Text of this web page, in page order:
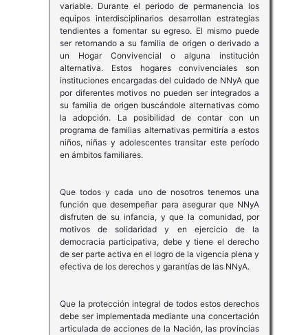
variable. Durante el periodo de permanencia los
equipos interdisciplinarios desarrollan estrategias
tendientes a fomentar su egreso. El mismo puede
ser retornando a su familia de origen o derivado a
un Hogar Convivencial o alguna institución
alternativa. Estos hogares convivenciales son
instituciones encargadas del cuidado de NNyA que
por diferentes motivos no pueden ser integrados a
su familia de origen buscándole alternativas como
la adopción. La posibilidad de contar con un
programa de familias alternativas permitiría a estos
niños, niñas y adolescentes transitar este período
en ámbitos familiares.
Que todos y cada uno de nosotros tenemos una
función que desempeñar para asegurar que NNyA
disfruten de su infancia, y que la comunidad, por
motivos de solidaridad y en ejercicio de la
democracia participativa, debe y tiene el derecho
de ser parte activa en el logro de la vigencia plena y
efectiva de los derechos y garantías de las NNyA.
Que la protección integral de todos estos derechos
debe ser implementada mediante una concertación
articulada de acciones de la Nación, las provincias